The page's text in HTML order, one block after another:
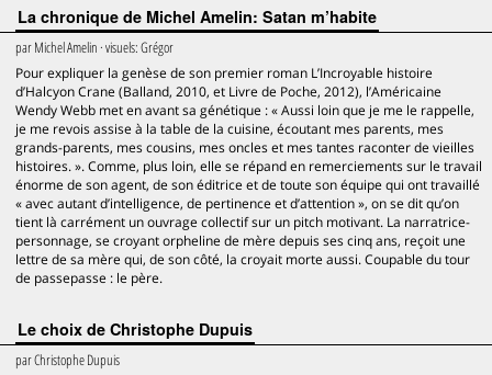
La chronique de Michel Amelin: Satan m’habite
parMichel Amelin · visuels:Grégor
Pour expliquer la genèse de son premier roman L’Incroyable histoire
d’Halcyon Crane (Balland, 2010, et Livre de Poche, 2012), l’Américaine
Wendy Webb met en avant sa génétique : « Aussi loin que je me le rappelle,
je me revois assise à la table de la cuisine, écoutant mes parents, mes
grands-parents, mes cousins, mes oncles et mes tantes raconter de vieilles
histoires. ». Comme, plus loin, elle se répand en remerciements sur le travail
énorme de son agent, de son éditrice et de toute son équipe qui ont travaillé
« avec autant d’intelligence, de pertinence et d’attention », on se dit qu’on
tient là carrément un ouvrage collectif sur un pitch motivant. La narratrice-
personnage, se croyant orpheline de mère depuis ses cinq ans, reçoit une
lettre de sa mère qui, de son côté, la croyait morte aussi. Coupable du tour
de passepasse : le père.
Le choix de Christophe Dupuis
parChristophe Dupuis